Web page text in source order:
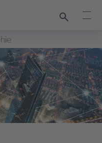
Recherche